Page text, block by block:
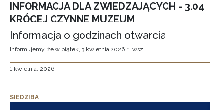
INFORMACJA DLA ZWIEDZAJĄCYCH - 3.04
KRÓCEJ CZYNNE MUZEUM
Informacja o godzinach otwarcia
Informujemy, że w piątek, 3 kwietnia 2026 r., wsz
1 kwietnia, 2026
SIEDZIBA